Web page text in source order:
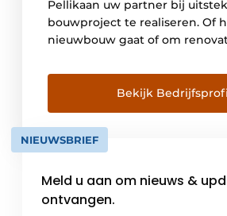
Pellikaan uw partner bij
bouwproject te realiseren. Of
nieuwbouw gaat of om
zwembaden of residentieel:
ervaring en een
voor u klaar staan. Van bij de
realiseert deze All-round […]
Bekijk
NIEUWSBRIEF
Meld u aan om nieuws &
ontvangen.